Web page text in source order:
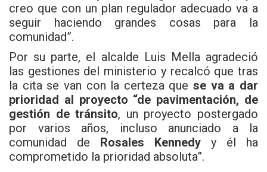
creo que con un plan regulador adecuado va a
seguir haciendo grandes cosas para la
comunidad”.
Por su parte, el alcalde Luis Mella agradeció
las gestiones del ministerio y recalcó que tras
la cita se van con la certeza quese va a dar
prioridad al proyecto “de pavimentación, de
gestión de tránsito, un proyecto postergado
por varios años, incluso anunciado a la
comunidad de Rosales Kennedy y él ha
comprometido la prioridad absoluta”.